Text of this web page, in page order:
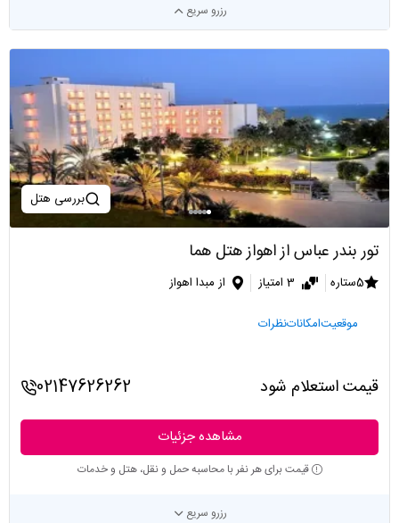
رزرو سریع
بررسی هتل
تور بندر عباس از اهواز هتل هما
5ستاره 3 امتیاز از مبدا اهواز
موقعیتامکاناتنظرات
قیمت استعلام شود 02147626262
مشاهده جزئیات
قیمت برای هر نفر با محاسبه حمل و نقل، هتل و خدمات
رزرو سریع